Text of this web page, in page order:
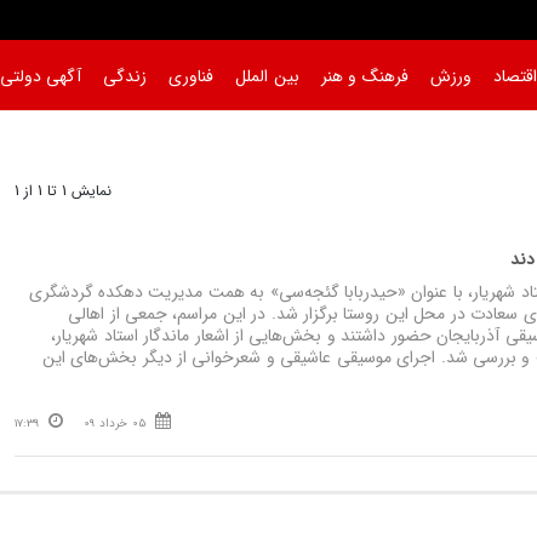
اقتصاد ورزش فرهنگ و هنر بین الملل فناوری زندگی آگهی دولتی
نمایش 1 تا 1 از 1
شهریار، با عنوان «حیدربابا گئجه‌سی» به همت مدیریت دهکده گردشگری
در محل این روستا برگزار شد. در این مراسم، جمعی از اهالی
آذربایجان حضور داشتند و بخش‌هایی از اشعار ماندگار استاد شهریار،
و بررسی شد. اجرای موسیقی عاشیقی و شعرخوانی از دیگر بخش‌های این
05 خرداد 09 17:39